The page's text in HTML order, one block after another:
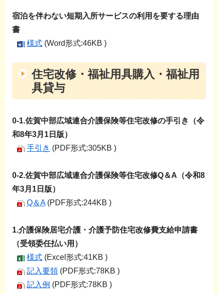
宿泊を伴わない短期入所サービスの利用を要する理由
書
様式 (Word形式:46KB )
住宅改修・福祉用具購入・福祉用
具貸与
0-1.佐賀中部広域連合介護保険等住宅改修の手引き（令
和8年3月1日版）
手引き (PDF形式:305KB )
0-2.佐賀中部広域連合介護保険等住宅改修Q＆A（令和8
年3月1日版）
Q＆A(PDF形式:244KB )
1.介護保険居宅介護・介護予防住宅改修費支給申請書
（受領委任払い用）
様式 (Excel形式:41KB )
記入要領 (PDF形式:78KB )
記入例 (PDF形式:78KB )